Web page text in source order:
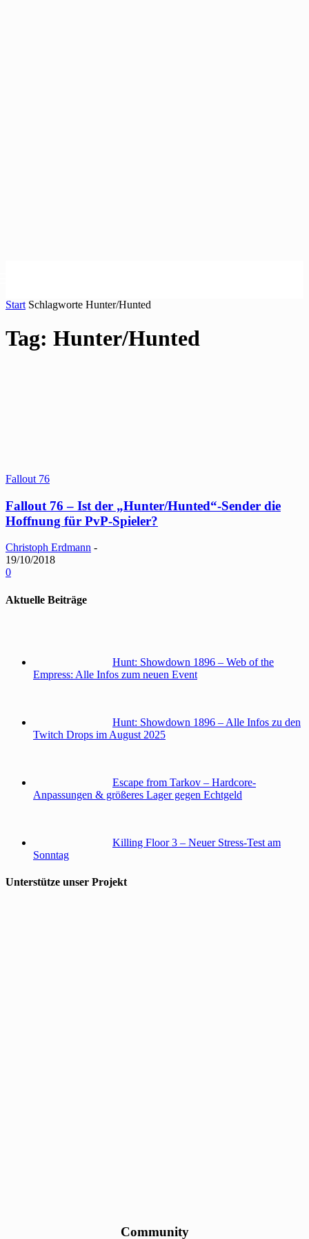
Start Schlagworte Hunter/Hunted
Tag: Hunter/Hunted
Fallout 76
Fallout 76 – Ist der „Hunter/Hunted“-Sender die
Hoffnung für PvP-Spieler?
Christoph Erdmann -
19/10/2018
0
Aktuelle Beiträge
Hunt: Showdown 1896 – Web of the
Empress: Alle Infos zum neuen Event
Hunt: Showdown 1896 – Alle Infos zu den
Twitch Drops im August 2025
Escape from Tarkov – Hardcore-
Anpassungen & größeres Lager gegen Echtgeld
Killing Floor 3 – Neuer Stress-Test am
Sonntag
Unterstütze unser Projekt
Community